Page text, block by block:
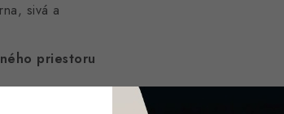
sivá a
priestoru